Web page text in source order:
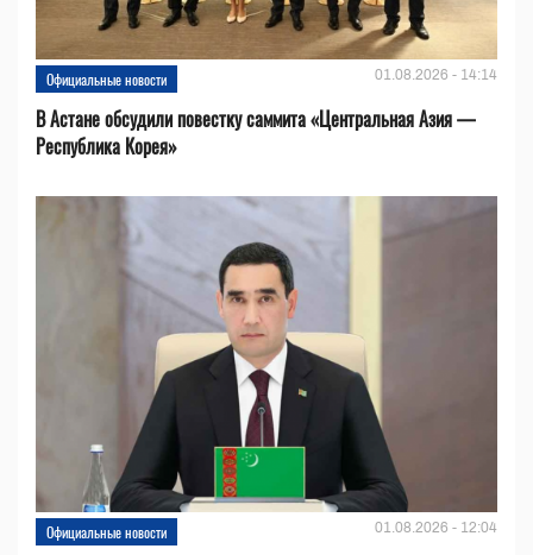
Официальные новости 01.08.2026 - 14:14
В Астане обсудили повестку саммита «Центральная Азия —
Республика Корея»
Официальные новости 01.08.2026 - 12:04